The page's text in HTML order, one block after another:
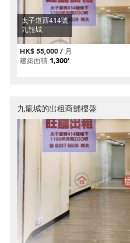
太子道西414號
九龍城
HK$ 55,000 / 月
建築面積 1,300'
九龍城的出租商舖樓盤